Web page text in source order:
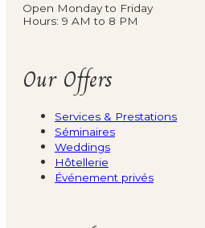
Open Monday to Friday
Hours: 9 AM to 8 PM
Our Offers
Services & Prestations
Séminaires
Weddings
Hôtellerie
Événement privés